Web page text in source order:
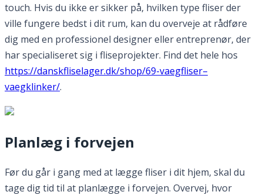
touch. Hvis du ikke er sikker på, hvilken type fliser der
ville fungere bedst i dit rum, kan du overveje at rådføre
dig med en professionel designer eller entreprenør, der
har specialiseret sig i fliseprojekter. Find det hele hos
https://danskfliselager.dk/shop/69-vaegfliser–
vaegklinker/.
Planlæg i forvejen
Før du går i gang med at lægge fliser i dit hjem, skal du
tage dig tid til at planlægge i forvejen. Overvej, hvor